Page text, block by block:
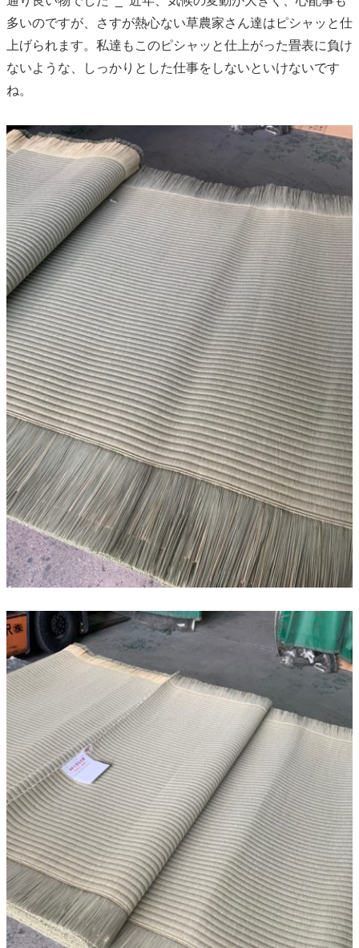
多いのですが、さすが熱心ない草農家さん達はピシャッと仕
上げられます。私達もこのピシャッと仕上がった畳表に負け
ないような、しっかりとした仕事をしないといけないです
ね。